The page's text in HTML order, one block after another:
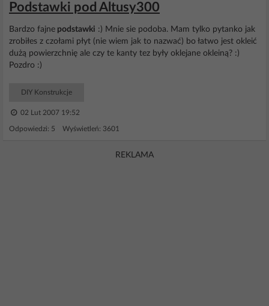
Podstawki pod Altusy300
Bardzo fajne podstawki :) Mnie sie podoba. Mam tylko pytanko jak
zrobiłes z czołami płyt (nie wiem jak to nazwać) bo łatwo jest okleić
dużą powierzchnię ale czy te kanty tez były oklejane okleiną? :)
Pozdro :)
DIY Konstrukcje
02 Lut 2007 19:52
Odpowiedzi: 5 Wyświetleń: 3601
REKLAMA